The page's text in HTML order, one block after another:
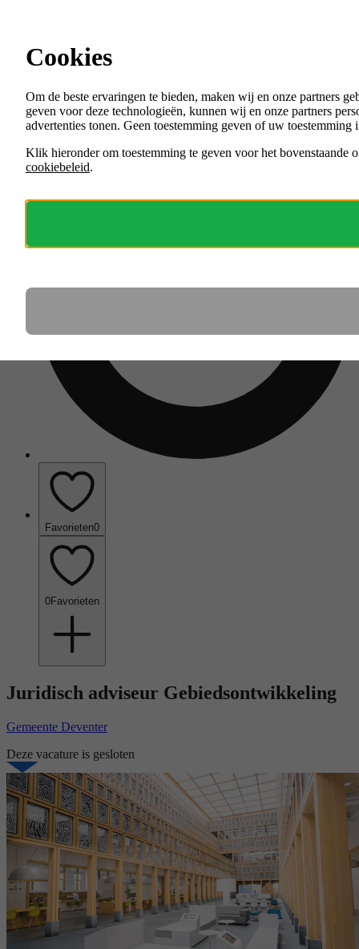
Menu
VACATURES
ORGANISATIES
Favorieten0
0Favorieten
Juridisch adviseur Gebiedsontwikkeling
Gemeente Deventer
Deze vacature is gesloten
Cookies
Om de beste ervaringen te bieden, maken wij en onze partners
geven voor deze technologieën, kunnen wij en onze partners
advertenties tonen. Geen toestemming geven of uw
Klik hieronder om toestemming te geven voor het bovenstaande
cookiebeleid.